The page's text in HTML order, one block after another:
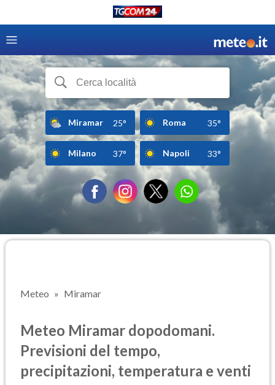
Miramar 25° Roma 35°
Milano 37° Napoli 33°
Meteo Miramar
Meteo Miramar dopodomani.
Previsioni del tempo,
precipitazioni, temperatura e venti